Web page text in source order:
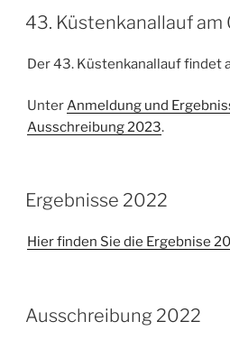
VERÖFFENTLICHT
AM
43. Küstenkanallauf am
Der 43. Küstenkanallauf findet
UnterAnmeldung und
Ausschreibung 2023.
VERÖFFENTLICHT
AM
Ergebnisse 2022
Hier finden Sie die Ergebnise
VERÖFFENTLICHT
AM
Ausschreibung 2022